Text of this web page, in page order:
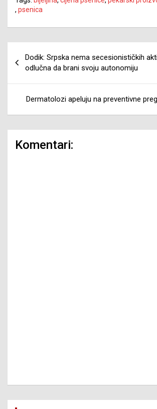
, psenica
članaka
Dodik: Srpska nema secesionističkih
odlučna da brani svoju autonomiju
Dermatolozi apeluju na preventivne
Komentari: